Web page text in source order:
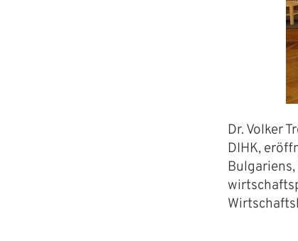
Dr. Volker
DIHK,